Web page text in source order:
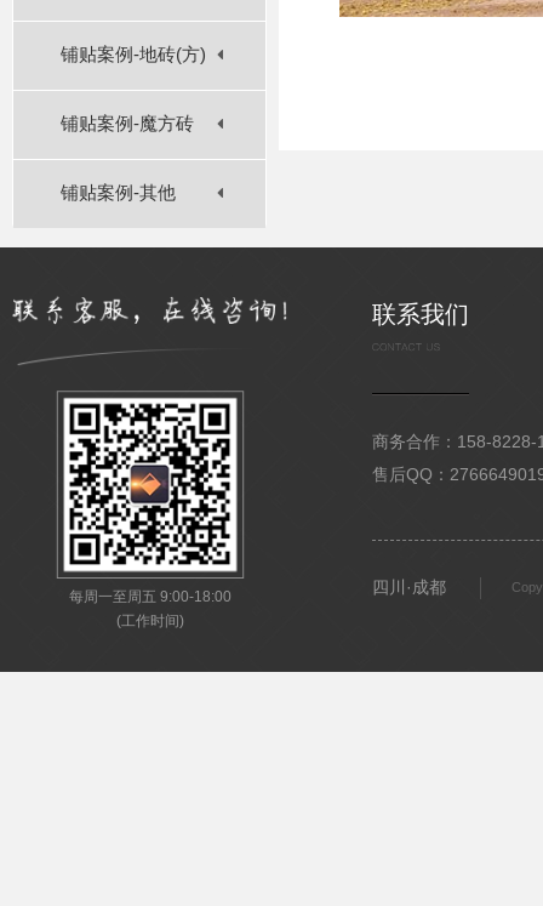
铺贴案例-地砖(方)
铺贴案例-魔方砖
铺贴案例-其他
每周一至周五 9:00-18:00
(工作时间)
联系我们
商务合作：158-
售后QQ：
四川·成都